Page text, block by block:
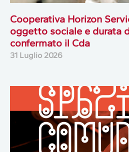
Cooperativa Horizon
oggetto sociale e durata
confermato il Cda
31 Luglio 2026